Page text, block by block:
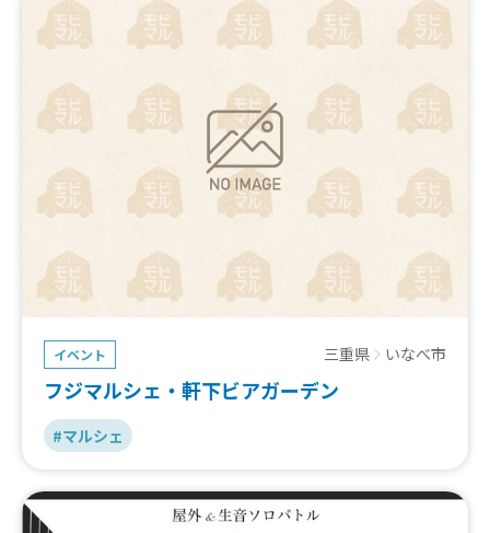
イベント 三重県 いなべ市
フジマルシェ・軒下ビアガーデン
#マルシェ